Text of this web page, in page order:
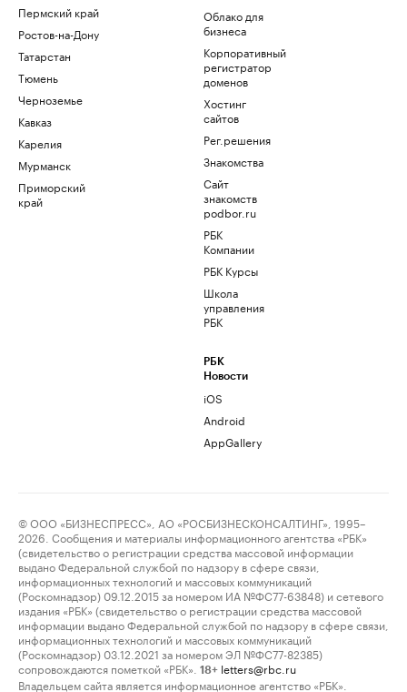
Пермский край
Ростов-на-Дону
Татарстан
Тюмень
Черноземье
Кавказ
Карелия
Мурманск
Приморский
край
Облако для
бизнеса
Корпоративный
регистратор
доменов
Хостинг
сайтов
Рег.решения
Знакомства
Сайт
знакомств
podbor.ru
РБК
Компании
РБК Курсы
Школа
управления
РБК
РБК
Новости
iOS
Android
AppGallery
© ООО «БИЗНЕСПРЕСС», АО «РОСБИЗНЕСКОНСАЛТИНГ», 1995–
2026. Сообщения и материалы информационного агентства «РБК»
(свидетельство о регистрации средства массовой информации
выдано Федеральной службой по надзору в сфере связи,
информационных технологий и массовых коммуникаций
(Роскомнадзор) 09.12.2015 за номером ИА №ФС77-63848) и сетевого
издания «РБК» (свидетельство о регистрации средства массовой
информации выдано Федеральной службой по надзору в сфере связи,
информационных технологий и массовых коммуникаций
(Роскомнадзор) 03.12.2021 за номером ЭЛ №ФС77-82385)
сопровождаются пометкой «РБК».
18+ letters@rbc.ru
Владельцем сайта является информационное агентство «РБК».